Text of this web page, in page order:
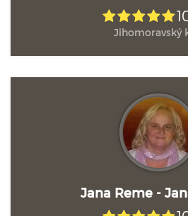
Jihomoravský
Jana Reme -